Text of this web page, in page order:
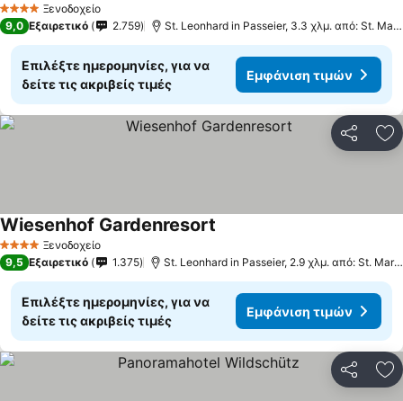
4 ΑστέριαΞενοδοχείο
9,0 Εξαιρετικό 2.759 St. Leonhard in Passeier, 3.3 χλμ. από: St. Martin in Passeier
Επιλέξτε ημερομηνίες, για να
δείτε τις ακριβείς τιμές
Εμφάνιση τιμών
4 ΑστέριαΞενοδοχείο
Wiesenhof Gardenresort
9,5 Εξαιρετικό 1.375 St. Leonhard in Passeier, 2.9 χλμ. από: St. Martin in Passeier
Επιλέξτε ημερομηνίες, για να
δείτε τις ακριβείς τιμές
Εμφάνιση τιμών